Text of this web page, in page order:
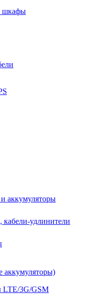
шкафы
аккумуляторы
кабели-удлинители
аккумуляторы)
LTE/3G/GSM